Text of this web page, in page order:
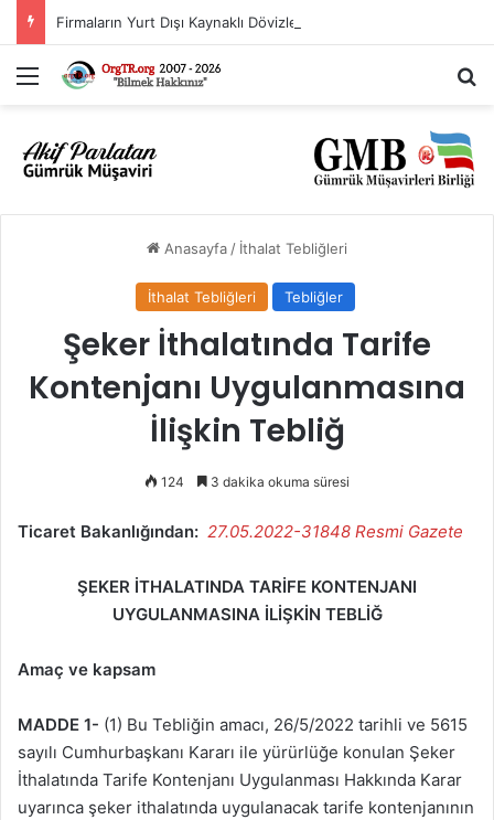
Menü
Anasayfa/ İthalat Tebliğleri
İthalat Tebliğleri Tebliğler
Şeker İthalatında Tarife
Kontenjanı Uygulanmasına
İlişkin Tebliğ
124 3 dakika okuma süresi
Ticaret Bakanlığından: 27.05.2022-31848 Resmi Gazete
ŞEKER İTHALATINDA TARİFE KONTENJANI
UYGULANMASINA İLİŞKİN TEBLİĞ
Amaç ve kapsam
MADDE 1- (1) Bu Tebliğin amacı, 26/5/2022 tarihli ve 5615
sayılı Cumhurbaşkanı Kararı ile yürürlüğe konulan Şeker
İthalatında Tarife Kontenjanı Uygulanması Hakkında Karar
uyarınca şeker ithalatında uygulanacak tarife kontenjanının